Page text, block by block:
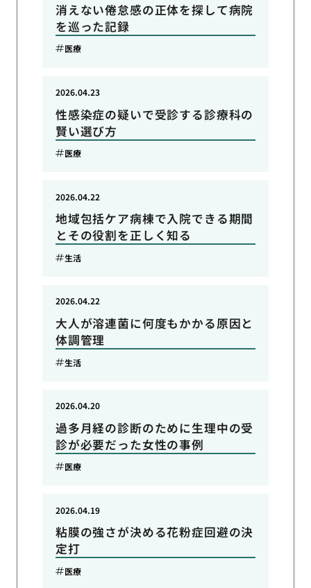
消えない倦怠感の正体を探して病院
を巡った記録
医療
性感染症の疑いで受診する診療科の
賢い選び方
2026.04.23
医療
地域包括ケア病棟で入院できる期間
とその役割を正しく知る
2026.04.22
生活
大人が溶連菌に何度もかかる原因と
体調管理
2026.04.22
生活
過多月経の診断のために生理中の受
診が必要だった女性の事例
2026.04.20
医療
粘膜の強さが決める花粉症回避の決
定打
2026.04.19
医療